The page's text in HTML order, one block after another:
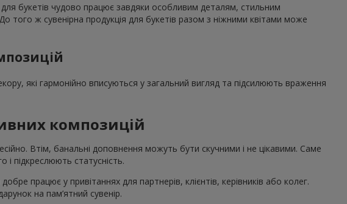
для букетів чудово працює завдяки особливим деталям, стильним
ж сувенірна продукція для букетів разом з ніжними квітами може
які гармонійно вписуються у загальний вигляд та підсилюють враження
композицій
Втім, банальні доповнення можуть бути скучними і не цікавими. Саме
підкреслюють статусність.
працює у привітаннях для партнерів, клієнтів, керівників або колег.
на пам’ятний сувенір.